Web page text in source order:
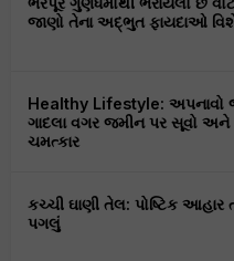
જાણો તેના અદ્ભુત ફાયદાઓ
Healthy Lifestyle: અપનાવો
ગાદલા વગર જમીન પર સૂવો
ચમત્કાર
કચ્ચી ઘાણી તેલ: પોષ્ટિક
પગલું